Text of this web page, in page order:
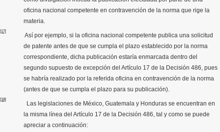
oficina nacional competente en contravención de la norma que rige la
materia.
[17]
Así por ejemplo, si la oficina nacional competente publica una solicitud
de patente antes de que se cumpla el plazo establecido por la norma
correspondiente, dicha publicación estaría enmarcada dentro del
segundo supuesto de excepción del Artículo 17 de la Decisión 486, pues
se habría realizado por la referida oficina en contravención de la norma
(antes de que se cumpla el plazo para su publicación).
[18]
Las legislaciones de México, Guatemala y Honduras se encuentran en
la misma línea del Artículo 17 de la Decisión 486, tal y como se puede
apreciar a continuación: